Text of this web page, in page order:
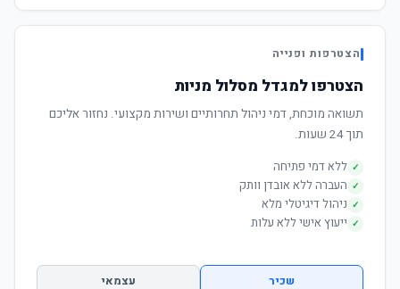
הצטרפות ופנייה
הצטרפו למגדל מסלול מניות
תשואה מוכחת, דמי ניהול תחרותיים ושירות מקצועי. נחזור אליכם
תוך 24 שעות.
✓ ללא דמי פתיחה
✓ העברה ללא אובדן וותק
✓ ניהול דיגיטלי מלא
✓ ייעוץ אישי ללא עלות
שכיר עצמאי